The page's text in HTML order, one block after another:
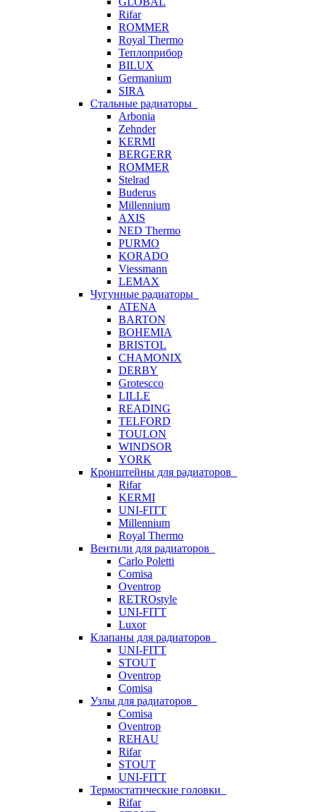
Rifar
ROMMER
Royal Thermo
Теплоприбор
BILUX
Germanium
SIRA
Стальные радиаторы
Arbonia
Zehnder
KERMI
BERGERR
ROMMER
Stelrad
Buderus
Millennium
AXIS
NED Thermo
PURMO
KORADO
Viessmann
LEMAX
Чугунные радиаторы
ATENA
BARTON
BOHEMIA
BRISTOL
CHAMONIX
DERBY
Grotescco
LILLE
READING
TELFORD
TOULON
WINDSOR
YORK
Кронштейны для радиаторов
Rifar
KERMI
UNI-FITT
Millennium
Royal Thermo
Вентили для радиаторов
Carlo Poletti
Comisa
Oventrop
RETROstyle
UNI-FITT
Luxor
Клапаны для радиаторов
UNI-FITT
STOUT
Oventrop
Comisa
Узлы для радиаторов
Comisa
Oventrop
REHAU
Rifar
STOUT
UNI-FITT
Термостатические головки
Rifar